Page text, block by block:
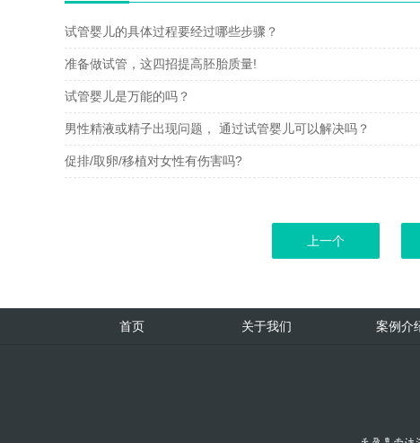
试管婴儿的具体过程要经过哪些步骤？
准备做试管，这四招提高胚胎质量!
试管婴儿是万能的吗？
男性精液或精子出现问题， 通过试管婴儿可以解决吗？
促排/取卵/移植对女性有伤害吗?
上一个
首页 关于我们 案例介